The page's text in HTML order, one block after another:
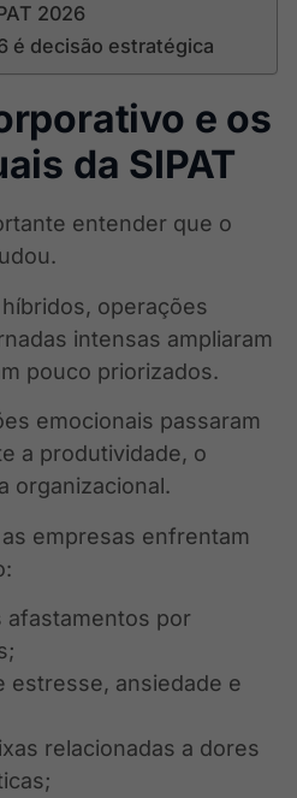
2026
é decisão estratégica
e os
da SIPAT
entender que o
operações
intensas ampliaram
pouco priorizados.
emocionais passaram
a produtividade, o
organizacional.
empresas enfrentam
afastamentos por
estresse, ansiedade e
relacionadas a dores